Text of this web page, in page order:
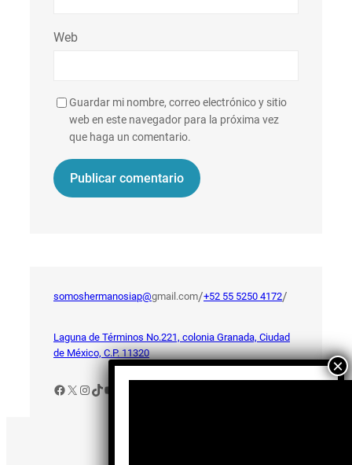
Web
Guardar mi nombre, correo electrónico y sitio
web en este navegador para la próxima vez
que haga un comentario.
somoshermanosiap@gmail.com/+52 55 5250 4172/
Laguna de Términos No.221, colonia Granada, Ciudad
de México, C.P. 11320
Facebook
X Instagram
TikTok
YouTube